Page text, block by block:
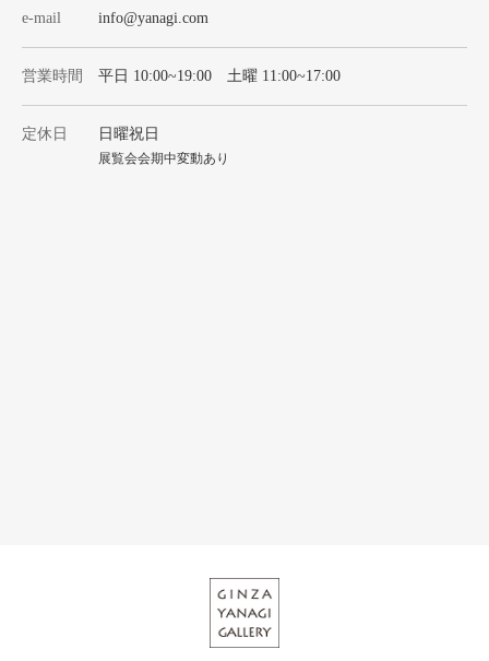
e-mail info@yanagi.com
営業時間 平日 10:00~19:00 土曜 11:00~17:00
定休日 日曜祝日
展覧会会期中変動あり